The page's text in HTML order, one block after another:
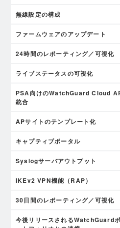
無線設定の構成
ファームウェアのアップデート
24時間のレポーティング／可視化
ライブステータスの可視化
PSA向けのWatchGuard Cloud
統合
APサイトのテンプレート化
キャプティブポータル
Syslogサーバアウトプット
IKEv2 VPN機能（RAP）
30日間のレポーティング／可視化
今後リリースされるWatchGuardポ